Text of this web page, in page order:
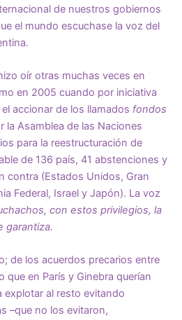
de nuestros gobiernos
el mundo escuchase la voz del
oír otras muchas veces en
en 2005 cuando por iniciativa
accionar de los llamados fondos
la Asamblea de las Naciones
para la reestructuración de
de 136 país, 41 abstenciones y
contra (Estados Unidos, Gran
Federal, Israel y Japón). La voz
con estos privilegios, la
garantiza.
de los acuerdos precarios entre
que en París y Ginebra querían
explotar al resto evitando
–que no los evitaron,